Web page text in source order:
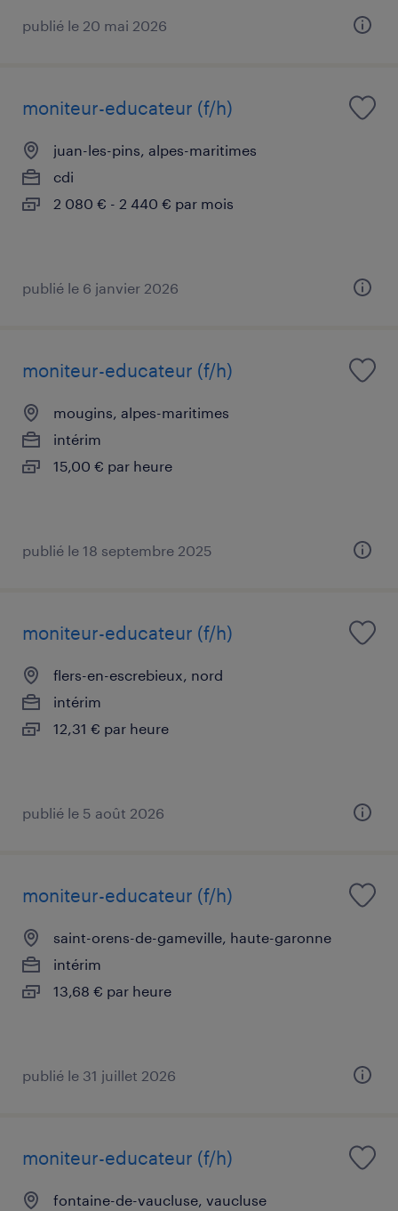
publié le 20 mai 2026
moniteur-educateur (f/h)
juan-les-pins, alpes-maritimes
cdi
2 080 € - 2 440 € par mois
publié le 6 janvier 2026
moniteur-educateur (f/h)
mougins, alpes-maritimes
intérim
15,00 € par heure
publié le 18 septembre 2025
moniteur-educateur (f/h)
flers-en-escrebieux, nord
intérim
12,31 € par heure
publié le 5 août 2026
moniteur-educateur (f/h)
saint-orens-de-gameville, haute-garonne
intérim
13,68 € par heure
publié le 31 juillet 2026
moniteur-educateur (f/h)
fontaine-de-vaucluse, vaucluse